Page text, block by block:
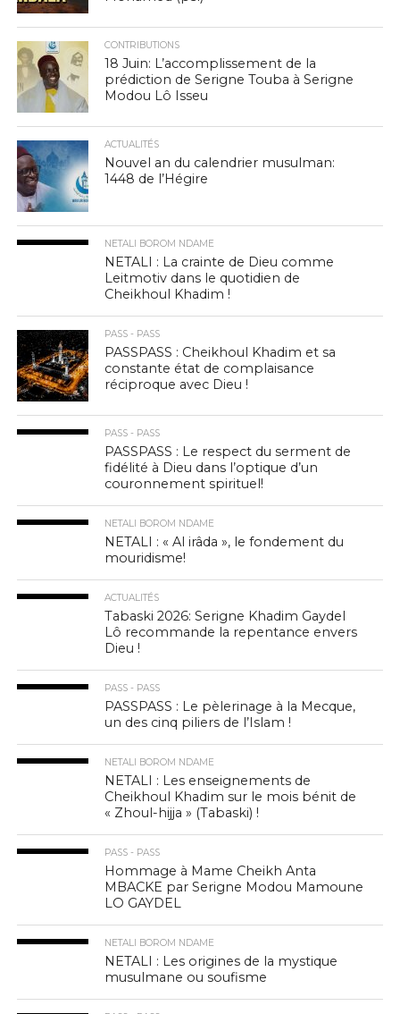
CONTRIBUTIONS
18 Juin: L’accomplissement de la
prédiction de Serigne Touba à Serigne
Modou Lô Isseu
ACTUALITÉS
Nouvel an du calendrier musulman:
1448 de l’Hégire
NETALI BOROM NDAME
NETALI : La crainte de Dieu comme
Leitmotiv dans le quotidien de
Cheikhoul Khadim !
PASS - PASS
PASSPASS : Cheikhoul Khadim et sa
constante état de complaisance
réciproque avec Dieu !
PASS - PASS
PASSPASS : Le respect du serment de
fidélité à Dieu dans l’optique d’un
couronnement spirituel!
NETALI BOROM NDAME
NETALI : « Al irâda », le fondement du
mouridisme!
ACTUALITÉS
Tabaski 2026: Serigne Khadim Gaydel
Lô recommande la repentance envers
Dieu !
PASS - PASS
PASSPASS : Le pèlerinage à la Mecque,
un des cinq piliers de l’Islam !
NETALI BOROM NDAME
NETALI : Les enseignements de
Cheikhoul Khadim sur le mois bénit de
« Zhoul-hijja » (Tabaski) !
PASS - PASS
Hommage à Mame Cheikh Anta
MBACKE par Serigne Modou Mamoune
LO GAYDEL
NETALI BOROM NDAME
NETALI : Les origines de la mystique
musulmane ou soufisme